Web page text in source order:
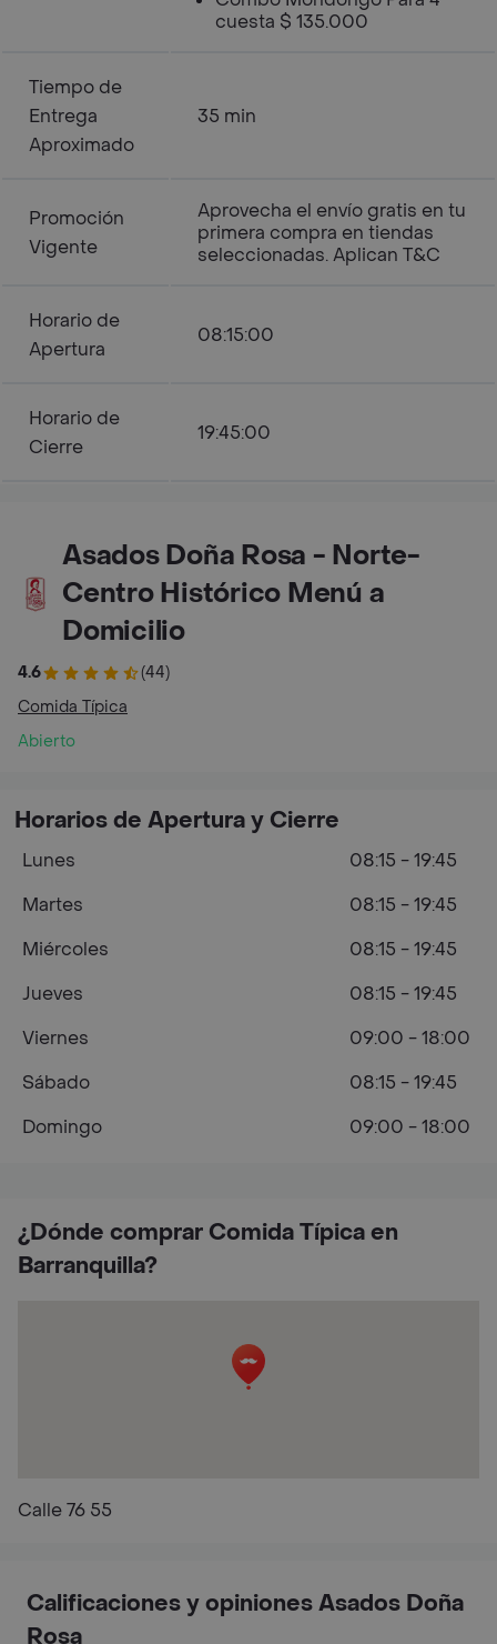
cuesta $ 135.000
Tiempo de
Entrega
Aproximado
35 min
Promoción
Vigente
Aprovecha el envío gratis en tu
primera compra en tiendas
seleccionadas. Aplican T&C
Horario de
Apertura
08:15:00
Horario de
Cierre
19:45:00
Asados Doña Rosa - Norte-
Centro Histórico Menú a
Domicilio
4.6
(44)
Comida Típica
Abierto
¿Dónde comprar Comida Típica en
Barranquilla?
Calle 76 55
Horarios de Apertura y Cierre
Lunes
08:15 - 19:45
Martes
08:15 - 19:45
Miércoles
08:15 - 19:45
Jueves
08:15 - 19:45
Viernes
09:00 - 18:00
Sábado
08:15 - 19:45
Domingo
09:00 - 18:00
Calificaciones y opiniones Asados Doña
Rosa